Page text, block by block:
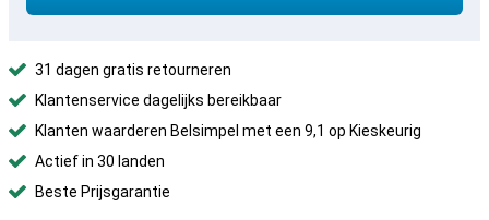
31 dagen gratis retourneren
Klantenservice dagelijks bereikbaar
Klanten waarderen Belsimpel met een 9,1 op Kieskeurig
Actief in 30 landen
Beste Prijsgarantie